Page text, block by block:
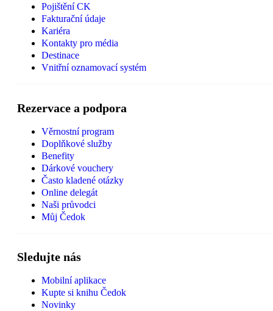
Pojištění CK
Fakturační údaje
Kariéra
Kontakty pro média
Destinace
Vnitřní oznamovací systém
Rezervace a podpora
Věrnostní program
Doplňkové služby
Benefity
Dárkové vouchery
Často kladené otázky
Online delegát
Naši průvodci
Můj Čedok
Sledujte nás
Mobilní aplikace
Kupte si knihu Čedok
Novinky